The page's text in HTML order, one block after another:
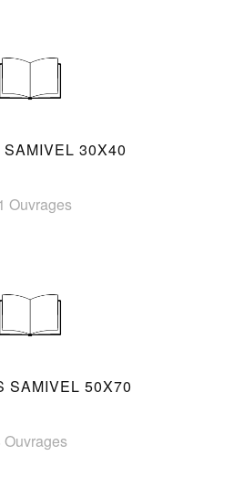
30X40
Ouvrages
SAMIVEL 50X70
Ouvrages